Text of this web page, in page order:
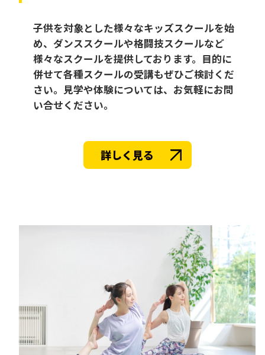
子供を対象とした様々なキッズスクールを始
め、ダンススクールや格闘技スクールなど
様々なスクールを提供しております。目的に
併せて各種スクールの受講もぜひご検討くだ
さい。見学や体験については、お気軽にお問
い合せください。
詳しく見る